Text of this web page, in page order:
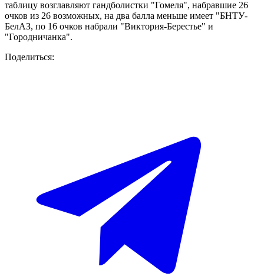
таблицу возглавляют гандболистки "Гомеля", набравшие 26
очков из 26 возможных, на два балла меньше имеет "БНТУ-
БелАЗ, по 16 очков набрали "Виктория-Берестье" и
"Городничанка".
Поделиться: